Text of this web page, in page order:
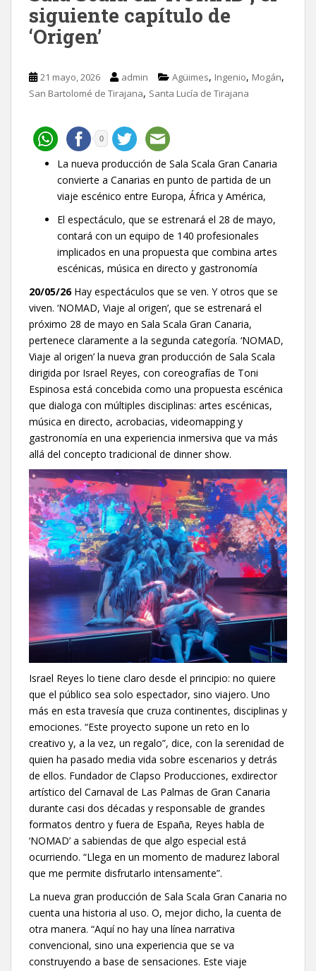
siguiente capítulo de
‘Origen’
21 mayo, 2026 admin Agüimes, Ingenio, Mogán,
San Bartolomé de Tirajana, Santa Lucía de Tirajana
0
La nueva producción de Sala Scala Gran Canaria
convierte a Canarias en punto de partida de un
viaje escénico entre Europa, África y América,
El espectáculo, que se estrenará el 28 de mayo,
contará con un equipo de 140 profesionales
implicados en una propuesta que combina artes
escénicas, música en directo y gastronomía
20/05/26Hay espectáculos que se ven. Y otros que se
viven. ‘NOMAD, Viaje al origen’, que se estrenará el
próximo 28 de mayo en Sala Scala Gran Canaria,
pertenece claramente a la segunda categoría. ‘NOMAD,
Viaje al origen’ la nueva gran producción de Sala Scala
dirigida por Israel Reyes, con coreografías de Toni
Espinosa está concebida como una propuesta escénica
que dialoga con múltiples disciplinas: artes escénicas,
música en directo, acrobacias, videomapping y
gastronomía en una experiencia inmersiva que va más
allá del concepto tradicional de dinner show.
Israel Reyes lo tiene claro desde el principio: no quiere
que el público sea solo espectador, sino viajero. Uno
más en esta travesía que cruza continentes, disciplinas y
emociones. “Este proyecto supone un reto en lo
creativo y, a la vez, un regalo”, dice, con la serenidad de
quien ha pasado media vida sobre escenarios y detrás
de ellos. Fundador de Clapso Producciones, exdirector
artístico del Carnaval de Las Palmas de Gran Canaria
durante casi dos décadas y responsable de grandes
formatos dentro y fuera de España, Reyes habla de
‘NOMAD’ a sabiendas de que algo especial está
ocurriendo. “Llega en un momento de madurez laboral
que me permite disfrutarlo intensamente”.
La nueva gran producción de Sala Scala Gran Canaria no
cuenta una historia al uso. O, mejor dicho, la cuenta de
otra manera. “Aquí no hay una línea narrativa
convencional, sino una experiencia que se va
construyendo a base de sensaciones. Este viaje